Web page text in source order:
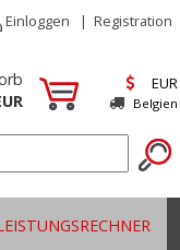
Einloggen | Registration
EUR
Belgien